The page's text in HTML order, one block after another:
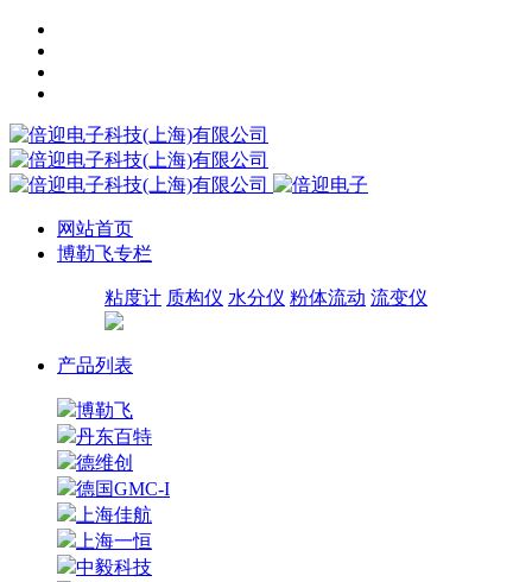
网站首页
博勒飞专栏
粘度计 质构仪 水分仪 粉体流动 流变仪
产品列表
博勒飞
丹东百特
德维创
德国GMC-I
上海佳航
上海一恒
中毅科技